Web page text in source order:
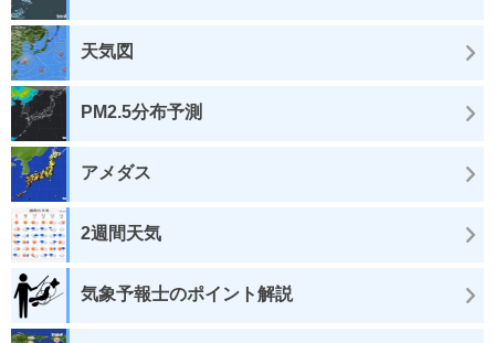
天気図
PM2.5分布予測
アメダス
2週間天気
気象予報士のポイント解説